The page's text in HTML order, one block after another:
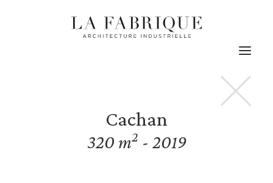
L’agence
Contact
Cachan
320 m2 - 2019